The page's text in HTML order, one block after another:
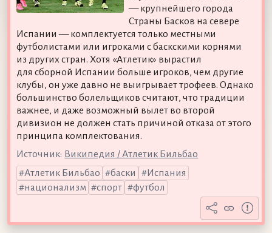
— крупнейшего города
Страны Басков на севере
Испании — комплектуется только местными
футболистами или игроками с баскскими корнями
из других стран. Хотя «Атлетик» вырастил
для сборной Испании больше игроков, чем другие
клубы, он уже давно не выигрывает трофеев. Однако
большинство болельщиков считают, что традиции
важнее, и даже возможный вылет во второй
дивизион не должен стать причиной отказа от этого
принципа комплектования.
Источник: Википедия / Атлетик Бильбао
Атлетик Бильбао
баски
Испания
национализм
спорт футбол